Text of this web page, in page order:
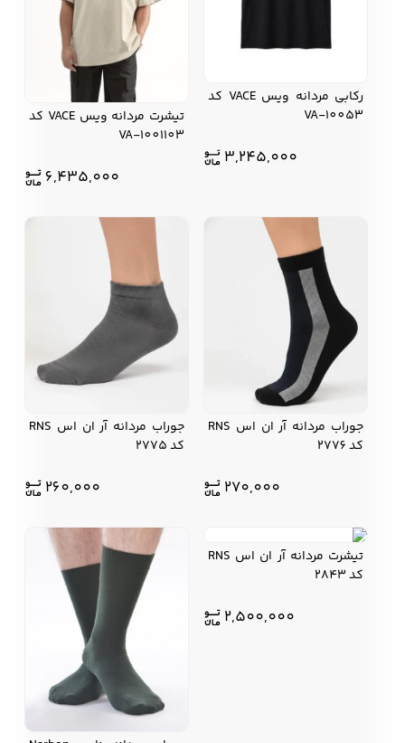
رکابی مردانه ویس VACE کد
VA-10053
3,245,000
تیشرت مردانه ویس VACE کد
VA-1001103
6,435,000
جوراب مردانه آر ان اس RNS
کد 2776
270,000
جوراب مردانه آر ان اس RNS
کد 2775
260,000
تیشرت مردانه آر ان اس RNS
کد 2843
2,500,000